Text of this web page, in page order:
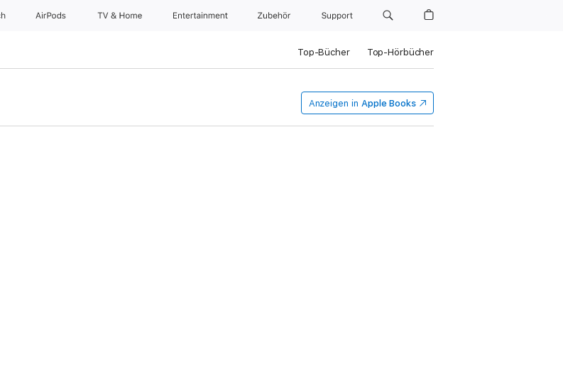
AirPods TV & Home Entertainment Zubehör Support
Top-Bücher Top-Hörbücher
Anzeigen in Apple Books